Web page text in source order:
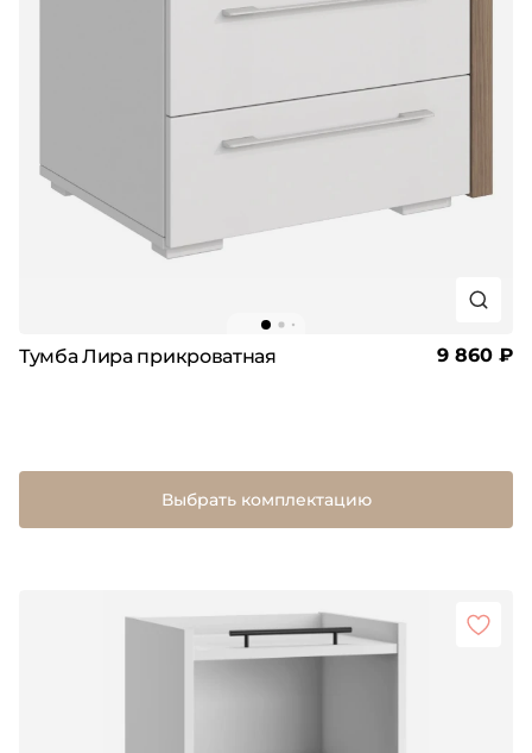
Тумба Лира прикроватная 9 860 ₽
Выбрать комплектацию